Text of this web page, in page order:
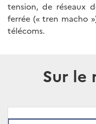
tension, de réseaux
ferrée (« tren macho
télécoms.
Sur le